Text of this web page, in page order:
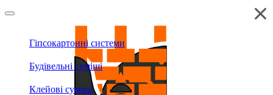
Гіпсокартонні системи
Будівельні суміші
Клейові суміші